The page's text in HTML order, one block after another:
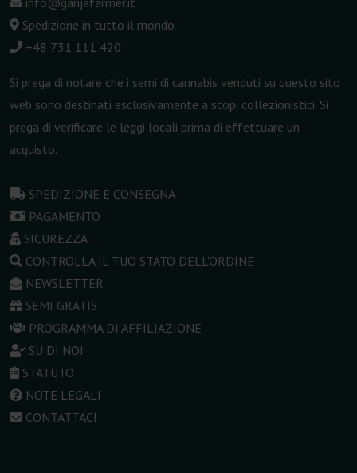
Spedizione in tutto il mondo
+48 731 111 420
Si prega di notare che i semi di cannabis venduti su questo sito
web sono destinati esclusivamente a scopi collezionistici. Si
prega di verificare le leggi locali prima di effettuare un
acquisto.
SPEDIZIONE E CONSEGNA
PAGAMENTO
SICUREZZA
CONTROLLA IL TUO STATO DELL'ORDINE
NEWSLETTER
SEMI GRATIS
PROGRAMMA DI AFFILIAZIONE
SU DI NOI
STATUTO
NOTE LEGALI
CONTATTACI